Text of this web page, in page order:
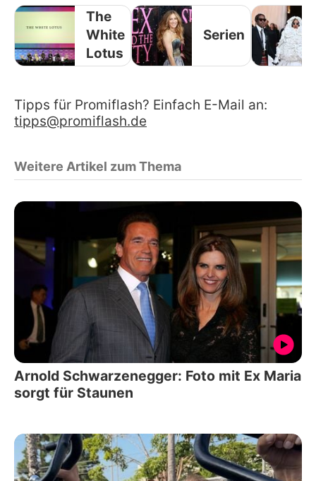
The
White
Lotus
Serien
Tipps für Promiflash? Einfach E-Mail an:
tipps@promiflash.de
Weitere Artikel zum Thema
Arnold Schwarzenegger: Foto mit Ex Maria
sorgt für Staunen